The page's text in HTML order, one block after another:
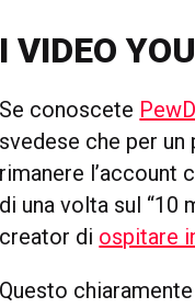
I VIDEO
Se conoscete
svedese che per
rimanere l’account
di una volta sul “10
creator di ospitare
Questo